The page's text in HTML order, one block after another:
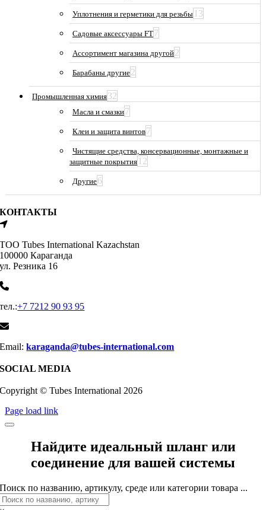
Уплотнения и герметики для резьбы 13
Садовые аксессуары FT7
Ассортимент магазина другой2
Барабаны другие2
Промышленная химия32
Масла и смазки7
Клеи и защита винтов7
Чистящие средства, консервационные, монтажные и
защитные покрытия 12
Другие6
КОНТАКТЫ
ТОО Tubes International Kazachstan
100000 Караганда
ул. Резника 16
тел.:+7 7212 90 93 95
Email:karaganda@tubes-international.com
SOCIAL MEDIA
Copyright © Tubes International 2026
Page load link
Найдите идеальный шланг или
соединение для вашей системы
Поиск по названию, артикулу, среде или категории товара ...